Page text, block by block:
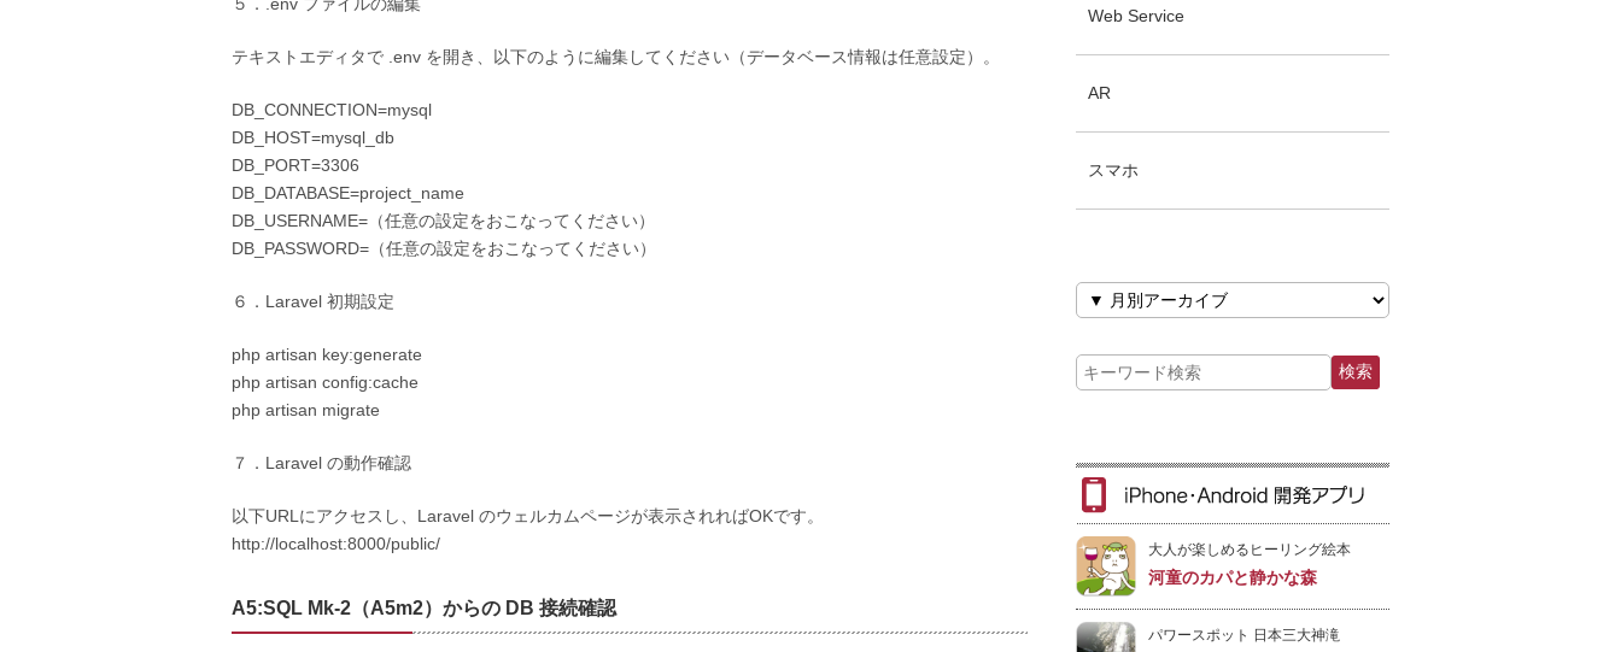
テキストエディタで .env を開き、以下のように編集してください（データベース情報は任意設定）。
DB_CONNECTION=mysql
DB_HOST=mysql_db
DB_PORT=3306
DB_DATABASE=project_name
DB_USERNAME=（任意の設定をおこなってください）
DB_PASSWORD=（任意の設定をおこなってください）
６．Laravel 初期設定
php artisan key:generate
php artisan config:cache
php artisan migrate
７．Laravel の動作確認
以下URLにアクセスし、Laravel のウェルカムページが表示されればOKです。
http://localhost:8000/public/
A5:SQL Mk-2（A5m2）からの DB 接続確認
Web Service
AR
スマホ
iPhone・Android開発アプリ
大人が楽しめるヒーリング絵本
河童のカパと静かな森
パワースポット 日本三大神滝